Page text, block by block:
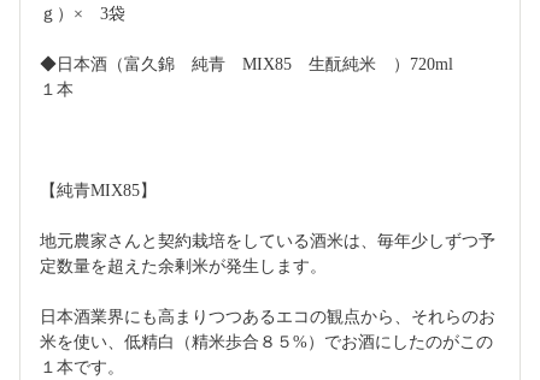
ｇ）×　3袋
◆日本酒（富久錦　純青　MIX85　生酛純米　）720ml
１本
【純青MIX85】
地元農家さんと契約栽培をしている酒米は、毎年少しずつ予
定数量を超えた余剰米が発生します。
日本酒業界にも高まりつつあるエコの観点から、それらのお
米を使い、低精白（精米歩合８５%）でお酒にしたのがこの
１本です。